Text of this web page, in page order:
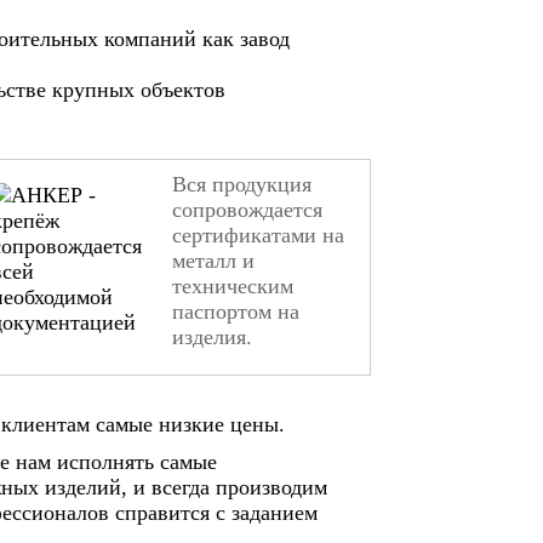
компаний как завод
крупных объектов
Вся продукция
сопровождается
сертификатами на
металл и
техническим
паспортом на
изделия.
самые низкие цены.
нам исполнять самые
изделий, и всегда производим
справится с заданием